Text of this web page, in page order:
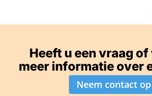
Heeft u een vraag
meer informatie over
Neem contact op